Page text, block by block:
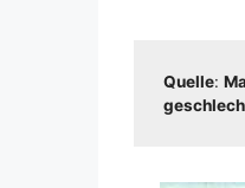
Quel­le: